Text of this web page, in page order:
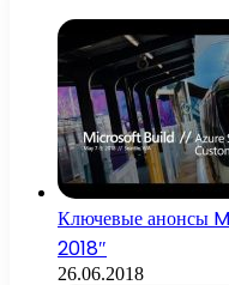
Ключевые анонсы
2018″
26.06.2018